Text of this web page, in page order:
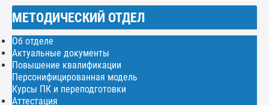
МЕТОДИЧЕСКИЙ ОТДЕЛ
Об отделе
Актуальные документы
Повышение квалификации
Персонифицированная модель
Курсы ПК и переподготовки
Аттестация